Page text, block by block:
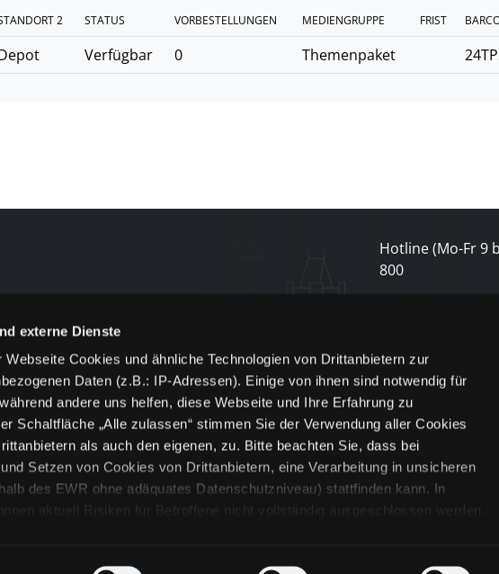
externe Dienste
Cookies und ähnliche Technologien von Drittanbietern zur
Daten (z.B.: IP-Adressen). Einige von ihnen sind notwendig für
andere uns helfen, diese Webseite und Ihre Erfahrung zu
Schaltfläche „Alle zulassen“ stimmen Sie der Verwendung aller Cookies
als auch den eigenen, zu. Bitte beachten Sie, dass bei
Setzen von Cookies von Drittanbietern, eine Verarbeitung in unsicheren
des EWR ohne adäquates Datenschutzniveau) stattfinden kann. In
aktuell Risiken für Betroffene nicht vollständig ausgeschlossen werden.
2 STATUS VORBESTELLUNGEN MEDIENGRUPPE FRIST
Verfügbar 0 Themenpaket
Hotline (Mo-Fr 9
800
und keine
jetzt abonnieren